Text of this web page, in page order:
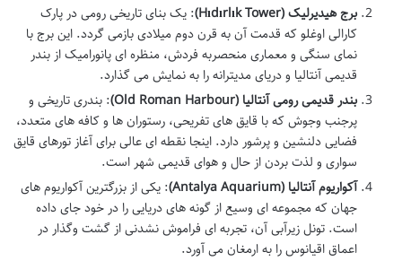
برج هیدیرلیک (Hıdırlık Tower)
: یک بنای تاریخی رومی در پارک
کارالی اوغلو که قدمت آن به قرن دوم میلادی بازمی گردد. این برج با
نمای سنگی و معماری منحصربه فردش، منظره ای پانورامیک از بندر
قدیمی آنتالیا و دریای مدیترانه را به نمایش می گذارد.
بندر قدیمی رومی آنتالیا (Old Roman Harbour)
: بندری تاریخی و
پرجنب وجوش که با قایق های تفریحی، رستوران ها و کافه های متعدد،
فضایی دلنشین و پرشور دارد. اینجا نقطه ای عالی برای آغاز تورهای قایق
سواری و لذت بردن از حال و هوای قدیمی شهر است.
آکواریوم آنتالیا (Antalya Aquarium)
: یکی از بزرگترین آکواریوم های
جهان که مجموعه ای وسیع از گونه های دریایی را در خود جای داده
است. تونل زیرآبی آن، تجربه ای فراموش نشدنی از گشت وگذار در
اعماق اقیانوس را به ارمغان می آورد.